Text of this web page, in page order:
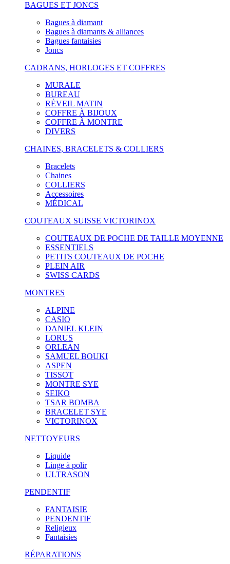
BAGUES ET JONCS
Bagues à diamant
Bagues à diamants & alliances
Bagues fantaisies
Joncs
CADRANS, HORLOGES ET COFFRES
MURALE
BUREAU
RÉVEIL MATIN
COFFRE À BIJOUX
COFFRE À MONTRE
DIVERS
CHAINES, BRACELETS & COLLIERS
Bracelets
Chaines
COLLIERS
Accessoires
MÉDICAL
COUTEAUX SUISSE VICTORINOX
COUTEAUX DE POCHE DE TAILLE MOYENNE
ESSENTIELS
PETITS COUTEAUX DE POCHE
PLEIN AIR
SWISS CARDS
MONTRES
ALPINE
CASIO
DANIEL KLEIN
LORUS
ORLEAN
SAMUEL BOUKI
ASPEN
TISSOT
MONTRE SYE
SEIKO
TSAR BOMBA
BRACELET SYE
VICTORINOX
NETTOYEURS
Liquide
Linge à polir
ULTRASON
PENDENTIF
FANTAISIE
PENDENTIF
Religieux
Fantaisies
RÉPARATIONS